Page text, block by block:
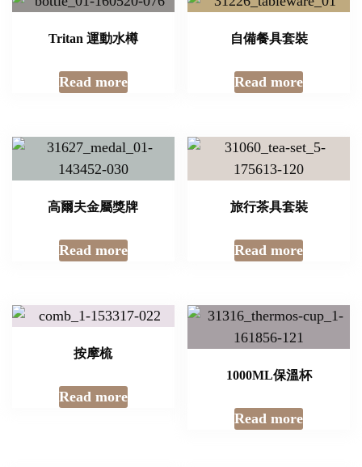
Tritan 運動水樽
Read more
自備餐具套裝
Read more
高爾夫金屬獎牌
Read more
旅行茶具套裝
Read more
按摩梳
Read more
1000ML保溫杯
Read more